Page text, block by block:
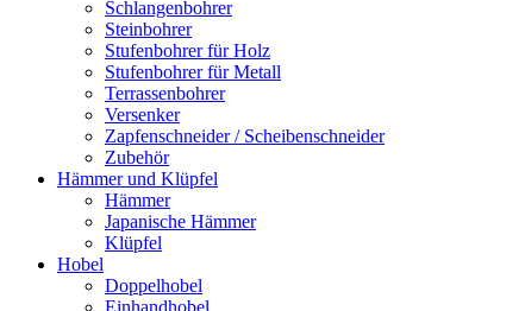
Schlangenbohrer
Steinbohrer
Stufenbohrer für Holz
Stufenbohrer für Metall
Terrassenbohrer
Versenker
Zapfenschneider / Scheibenschneider
Zubehör
Hämmer und Klüpfel
Hämmer
Japanische Hämmer
Klüpfel
Hobel
Doppelhobel
Einhandhobel